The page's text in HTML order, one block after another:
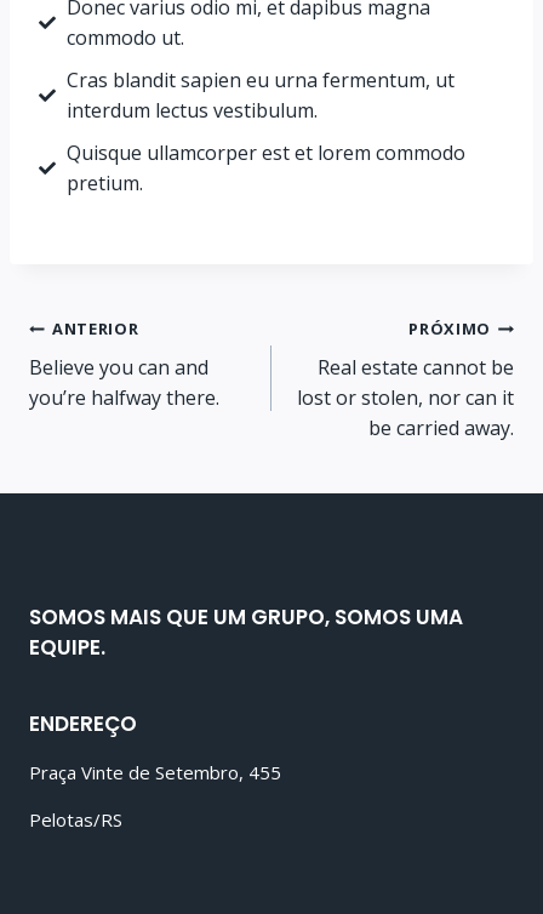
Donec varius odio mi, et dapibus magna
commodo ut.
Cras blandit sapien eu urna fermentum, ut
interdum lectus vestibulum.
Quisque ullamcorper est et lorem commodo
pretium.
ANTERIOR
Believe you can and
you’re halfway there.
PRÓXIMO
Real estate cannot be
lost or stolen, nor can it
be carried away.
SOMOS MAIS QUE UM GRUPO, SOMOS UMA
EQUIPE.
ENDEREÇO
Praça Vinte de Setembro, 455
Pelotas/RS